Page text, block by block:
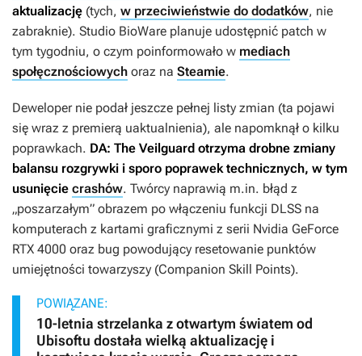
aktualizację (tych, w przeciwieństwie do dodatków, nie
zabraknie). Studio BioWare planuje udostępnić patch w
tym tygodniu, o czym poinformowało w mediach
społęcznościowych oraz na Steamie.
Deweloper nie podał jeszcze pełnej listy zmian (ta pojawi
się wraz z premierą uaktualnienia), ale napomknął o kilku
poprawkach. DA: The Veilguard otrzyma drobne zmiany
balansu rozgrywki i sporo poprawek technicznych, w tym
usunięcie crashów. Twórcy naprawią m.in. błąd z
„poszarzałym” obrazem po włączeniu funkcji DLSS na
komputerach z kartami graficznymi z serii Nvidia GeForce
RTX 4000 oraz bug powodujący resetowanie punktów
umiejętności towarzyszy (Companion Skill Points).
POWIĄZANE:
10-letnia strzelanka z otwartym światem od
Ubisoftu dostała wielką aktualizację i